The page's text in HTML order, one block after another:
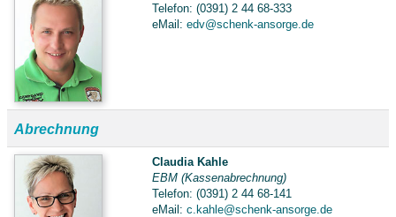
Telefon: (0391) 2 44 68-333
eMail: edv@schenk-ansorge.de
Abrechnung
Claudia Kahle
EBM (Kassenabrechnung)
Telefon: (0391) 2 44 68-141
eMail: c.kahle@schenk-ansorge.de